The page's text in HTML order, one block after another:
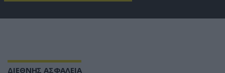
ΔΙΕΘΝΗΣ ΑΣΦΑΛΕΙΑ